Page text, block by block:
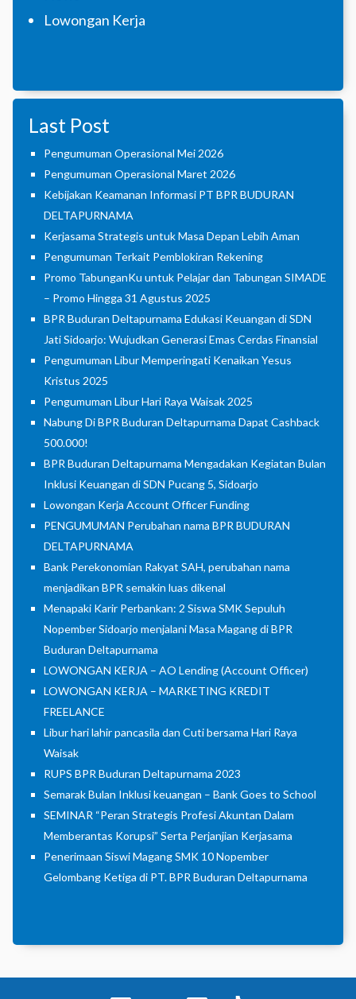
Lowongan Kerja
Last Post
Pengumuman Operasional Mei 2026
Pengumuman Operasional Maret 2026
Kebijakan Keamanan Informasi PT BPR BUDURAN
DELTAPURNAMA
Kerjasama Strategis untuk Masa Depan Lebih Aman
Pengumuman Terkait Pemblokiran Rekening
Promo TabunganKu untuk Pelajar dan Tabungan SIMADE
– Promo Hingga 31 Agustus 2025
BPR Buduran Deltapurnama Edukasi Keuangan di SDN
Jati Sidoarjo: Wujudkan Generasi Emas Cerdas Finansial
Pengumuman Libur Memperingati Kenaikan Yesus
Kristus 2025
Pengumuman Libur Hari Raya Waisak 2025
Nabung Di BPR Buduran Deltapurnama Dapat Cashback
500.000!
BPR Buduran Deltapurnama Mengadakan Kegiatan Bulan
Inklusi Keuangan di SDN Pucang 5, Sidoarjo
Lowongan Kerja Account Officer Funding
PENGUMUMAN Perubahan nama BPR BUDURAN
DELTAPURNAMA
Bank Perekonomian Rakyat SAH, perubahan nama
menjadikan BPR semakin luas dikenal
Menapaki Karir Perbankan: 2 Siswa SMK Sepuluh
Nopember Sidoarjo menjalani Masa Magang di BPR
Buduran Deltapurnama
LOWONGAN KERJA – AO Lending (Account Officer)
LOWONGAN KERJA – MARKETING KREDIT
FREELANCE
Libur hari lahir pancasila dan Cuti bersama Hari Raya
Waisak
RUPS BPR Buduran Deltapurnama 2023
Semarak Bulan Inklusi keuangan – Bank Goes to School
SEMINAR “Peran Strategis Profesi Akuntan Dalam
Memberantas Korupsi” Serta Perjanjian Kerjasama
Penerimaan Siswi Magang SMK 10 Nopember
Gelombang Ketiga di PT. BPR Buduran Deltapurnama